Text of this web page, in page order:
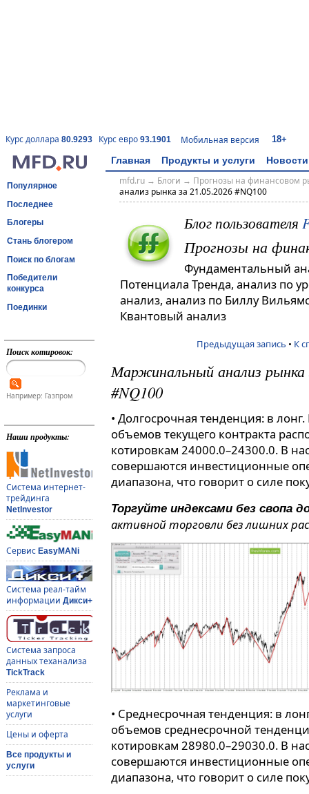
Курс доллара 80.9293 Курс евро 93.1901 Мобильная версия 18+
Главная Продукты и услуги Новости
Популярное
Последнее
Блогеры
Стань блогером
Поиск по блогам
Победители
конкурса
Поединки
Поиск котировок:
Например: Газпром
Наши продукты:
Система интернет-
трейдинга
NetInvestor
Сервис EasyMANi
Система реал-тайм
информации Дикси+
Система запроса
данных теханализа
TickTrack
Реклама и
маркетинговые
услуги
Цены и оферта
Все продукты и
услуги
mfd.ru→ Блоги → Прогнозы на финансовом
анализ рынка за 21.05.2026 #NQ100
Блог пользователя
Прогнозы на
Фундаментальный
Потенциала Тренда, анализ по
анализ, анализ по Биллу
Квантовый анализ
Предыдущая запись • К
Маржинальный анализ рынка
#NQ100
• Долгосрочная тенденция: в
объемов текущего контракта
котировкам 24000.0–24300.0. В
совершаются инвестиционные
диапазона, что говорит о силе
Торгуйте индексами без свопа
активной торговли без лишних
• Среднесрочная тенденция: в
объемов среднесрочной
котировкам 28980.0–29030.0. В
совершаются инвестиционные
диапазона, что говорит о силе